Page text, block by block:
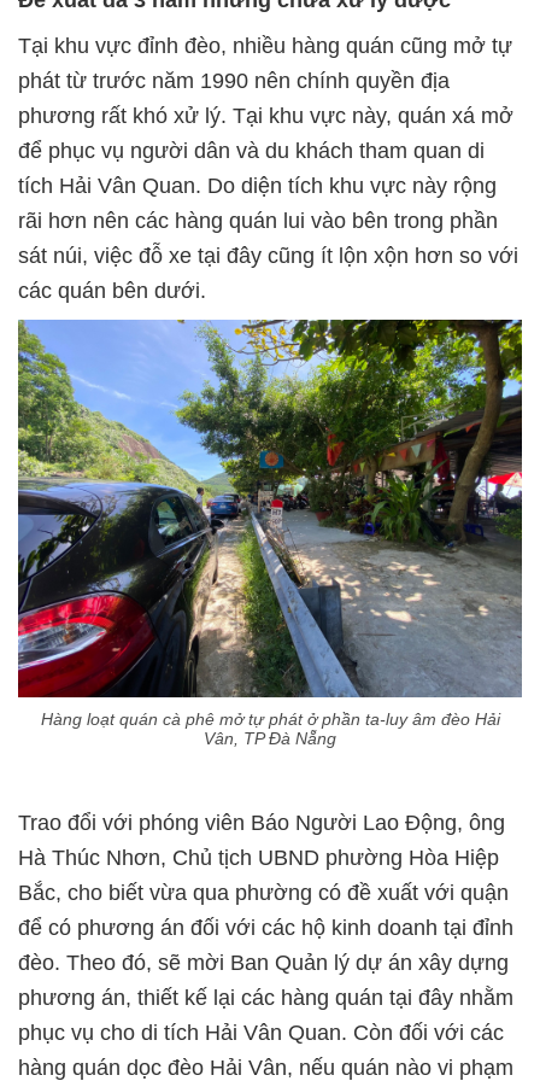
Tại khu vực đỉnh đèo, nhiều hàng quán cũng mở tự
phát từ trước năm 1990 nên chính quyền địa
phương rất khó xử lý. Tại khu vực này, quán xá mở
để phục vụ người dân và du khách tham quan di
tích Hải Vân Quan. Do diện tích khu vực này rộng
rãi hơn nên các hàng quán lui vào bên trong phần
sát núi, việc đỗ xe tại đây cũng ít lộn xộn hơn so với
các quán bên dưới.
Hàng loạt quán cà phê mở tự phát ở phần ta-luy âm đèo Hải
Vân, TP Đà Nẵng
Trao đổi với phóng viên Báo Người Lao Động, ông
Hà Thúc Nhơn, Chủ tịch UBND phường Hòa Hiệp
Bắc, cho biết vừa qua phường có đề xuất với quận
để có phương án đối với các hộ kinh doanh tại đỉnh
đèo. Theo đó, sẽ mời Ban Quản lý dự án xây dựng
phương án, thiết kế lại các hàng quán tại đây nhằm
phục vụ cho di tích Hải Vân Quan. Còn đối với các
hàng quán dọc đèo Hải Vân, nếu quán nào vi phạm